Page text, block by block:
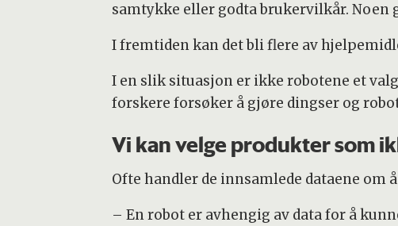
samtykke eller godta brukervilkår. Noen
I fremtiden kan det bli flere av
I en slik situasjon er ikke robotene et
forskere forsøker å gjøre dingser og
Vi kan velge produkter som
Ofte handler de innsamlede dataene om
– En robot er avhengig av data for å